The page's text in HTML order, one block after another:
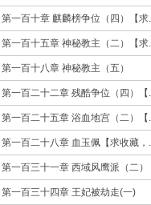
第一百十章 麒麟榜争位（四）【求
第一百十五章 神秘教主（二）【求
第一百十八章 神秘教主（五）
第一百二十二章 残酷争位（四）【
第一百二十五章 浴血地宫（二）【
第一百二十八章 血玉佩【求收藏，
第一百三十一章 西域风鹰派（二）
第一百三十四章 王妃被劫走(一)